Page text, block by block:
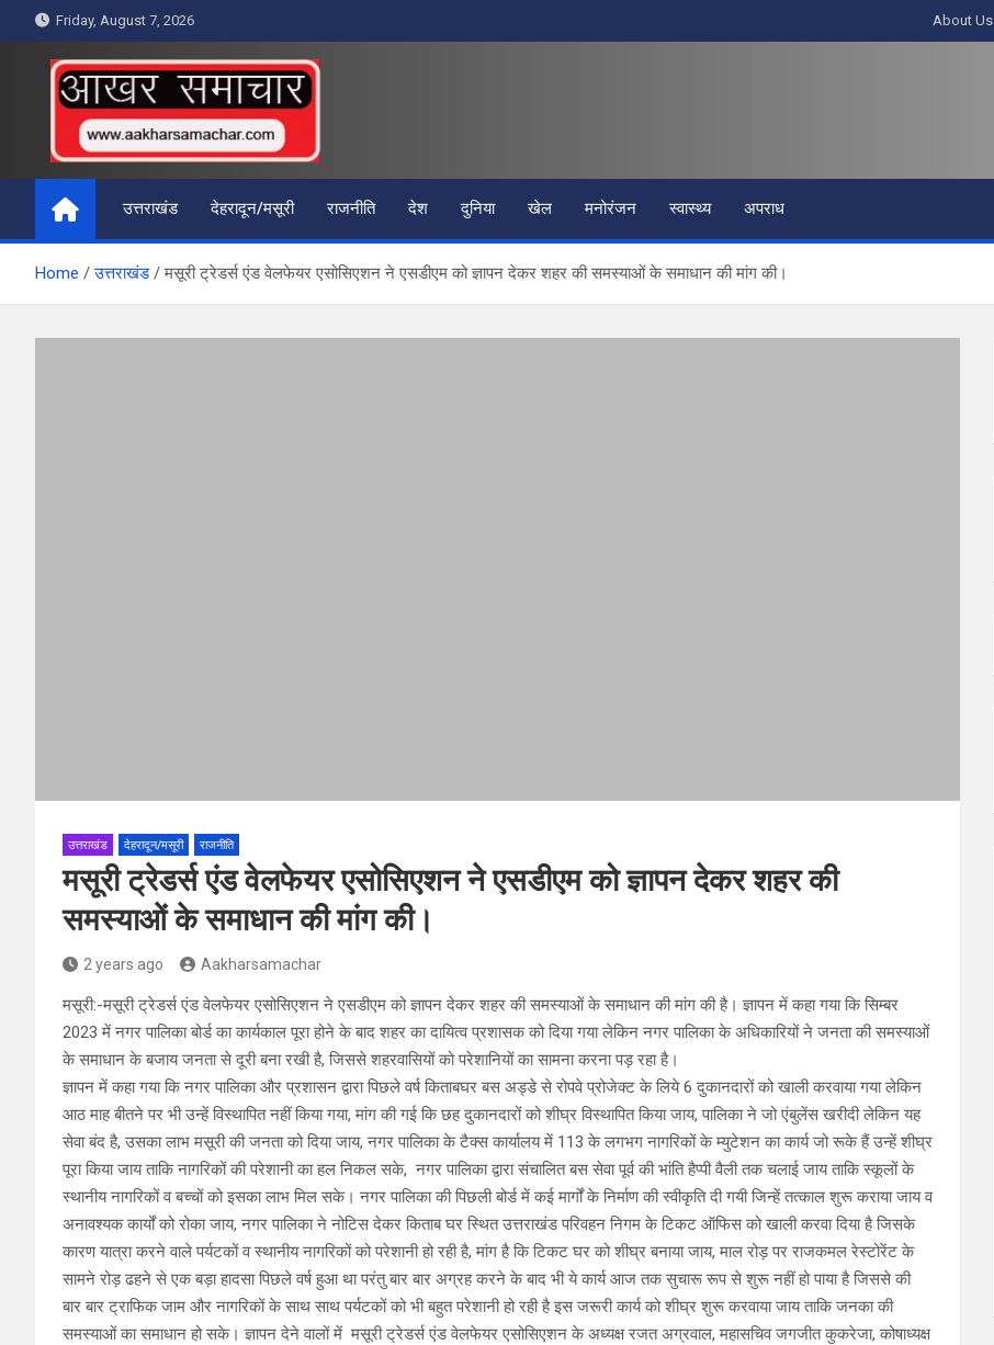
to
content
Friday, August 7, 2026 About Us
आखर समाचार
उत्तराखंड देहरादून/मसूरी राजनीति देश दुनिया खेल मनोरंजन स्वास्थ्य अपराध
Home उत्तराखंड मसूरी ट्रेडर्स एंड वेलफेयर एसोसिएशन ने एसडीएम को ज्ञापन देकर शहर की समस्याओं के समाधान की मांग की।
उत्तराखंड देहरादून/मसूरी राजनीति
मसूरी ट्रेडर्स एंड वेलफेयर एसोसिएशन ने एसडीएम को ज्ञापन देकर शहर की
समस्याओं के समाधान की मांग की।
2 years ago Aakharsamachar
मसूरी:-मसूरी ट्रेडर्स एंड वेलफेयर एसोसिएशन ने एसडीएम को ज्ञापन देकर शहर की समस्याओं के समाधान की मांग की है। ज्ञापन में कहा गया कि सिम्बर
2023 में नगर पालिका बोर्ड का कार्यकाल पूरा होने के बाद शहर का दायित्व प्रशासक को दिया गया लेकिन नगर पालिका के अधिकारियों ने जनता की समस्याओं
के समाधान के बजाय जनता से दूरी बना रखी है, जिससे शहरवासियों को परेशानियों का सामना करना पड़ रहा है।
ज्ञापन में कहा गया कि नगर पालिका और प्रशासन द्वारा पिछले वर्ष किताबघर बस अड्डे से रोपवे प्रोजेक्ट के लिये 6 दुकानदारों को खाली करवाया गया लेकिन
आठ माह बीतने पर भी उन्हें विस्थापित नहीं किया गया, मांग की गई कि छह दुकानदारों को शीघ्र विस्थापित किया जाय, पालिका ने जो एंबुलेंस खरीदी लेकिन यह
सेवा बंद है, उसका लाभ मसूरी की जनता को दिया जाय, नगर पालिका के टैक्स कार्यालय में 113 के लगभग नागरिकों के म्युटेशन का कार्य जो रूके हैं उन्हें शीघ्र
पूरा किया जाय ताकि नागरिकों की परेशानी का हल निकल सके, नगर पालिका द्वारा संचालित बस सेवा पूर्व की भांति हैप्पी वैली तक चलाई जाय ताकि स्कूलों के
स्थानीय नागरिकों व बच्चों को इसका लाभ मिल सके। नगर पालिका की पिछली बोर्ड में कई मार्गों के निर्माण की स्वीकृति दी गयी जिन्हें तत्काल शुरू कराया जाय व
अनावश्यक कार्यों को रोका जाय, नगर पालिका ने नोटिस देकर किताब घर स्थित उत्तराखंड परिवहन निगम के टिकट ऑफिस को खाली करवा दिया है जिसके
कारण यात्रा करने वाले पर्यटकों व स्थानीय नागरिकों को परेशानी हो रही है, मांग है कि टिकट घर को शीघ्र बनाया जाय, माल रोड़ पर राजकमल रेस्टोरेंट के
सामने रोड़ ढहने से एक बड़ा हादसा पिछले वर्ष हुआ था परंतु बार बार अग्रह करने के बाद भी ये कार्य आज तक सुचारू रूप से शुरू नहीं हो पाया है जिससे की
बार बार ट्राफिक जाम और नागरिकों के साथ साथ पर्यटकों को भी बहुत परेशानी हो रही है इस जरूरी कार्य को शीघ्र शुरू करवाया जाय ताकि जनका की
समस्याओं का समाधान हो सके। ज्ञापन देने वालों में मसूरी ट्रेडर्स एंड वेलफेयर एसोसिएशन के अध्यक्ष रजत अग्रवाल, महासचिव जगजीत कुकरेजा, कोषाध्यक्ष